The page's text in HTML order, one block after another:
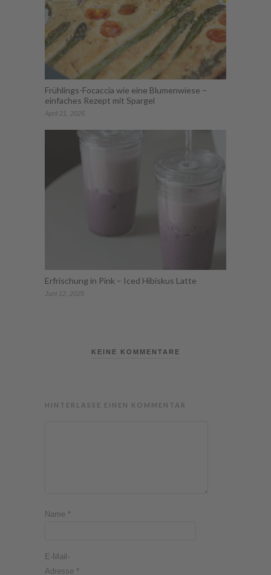
Frühlings-Focaccia wie eine Blumenwiese –
einfaches Rezept mit Spargel
April 21, 2026
Erfrischung in Pink – Iced Hibiskus Latte
Juni 12, 2025
KEINE KOMMENTARE
HINTERLASSE EINEN KOMMENTAR
Name *
E-Mail-
Adresse *